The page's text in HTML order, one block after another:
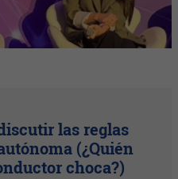
las reglas
(¿Quién
choca?)